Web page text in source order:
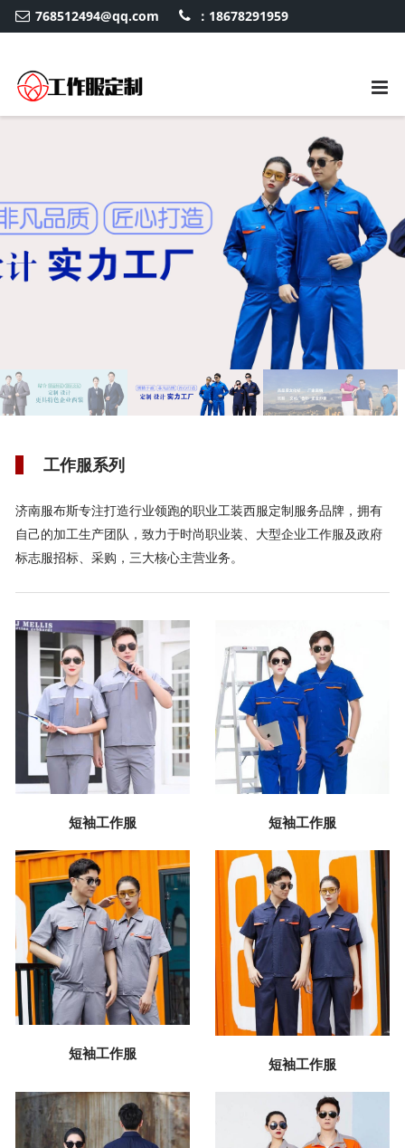
768512494@qq.com ：18678291959
工作服系列
济南服布斯专注打造行业领跑的职业工装西服定制服务品牌，拥有
自己的加工生产团队，致力于时尚职业装、大型企业工作服及政府
标志服招标、采购，三大核心主营业务。
短袖工作服 短袖工作服
短袖工作服
短袖工作服